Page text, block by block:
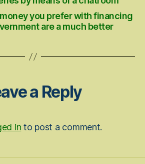
you prefer with financing
are a much better
a Reply
in to post a comment.